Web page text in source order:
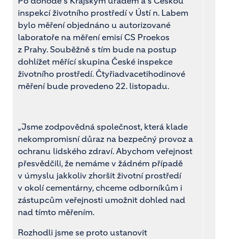
inspekcí životního prostředí v Ústí n. Labem
bylo měření objednáno u autorizované
laboratoře na měření emisí CS Proekos
z Prahy. Souběžně s tím bude na postup
dohlížet měřící skupina České inspekce
životního prostředí. Čtyřiadvacetihodinové
měření bude provedeno 22. listopadu.
„Jsme zodpovědná společnost, která klade
nekompromisní důraz na bezpečný provoz a
ochranu lidského zdraví. Abychom veřejnost
přesvědčili, že nemáme v žádném případě
v úmyslu jakkoliv zhoršit životní prostředí
v okolí cementárny, chceme odborníkům i
zástupcům veřejnosti umožnit dohled nad
nad tímto měřením.
Rozhodli jsme se proto ustanovit